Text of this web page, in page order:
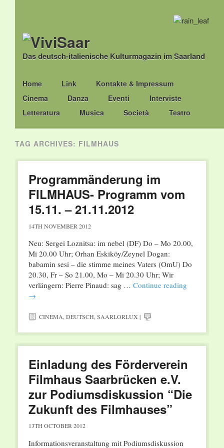
Das deutsch-italienische Kulturmagazin im Saarland
Main menu
Skip
to
content
Home Link
Kontakte & Impressum
Cinema
Danza Eventi
Interviste
Letteratura
Musica Società Teatro
TAG ARCHIVES: FILMHAUS
Programmänderung im
FILMHAUS- Programm vom
15.11. – 21.11.2012
14TH NOVEMBER 2012
Neu: Sergei Loznitsa: im nebel (DF) Do – Mo 20.00,
Mi 20.00 Uhr; Orhan Eskiköy/Zeynel Dogan:
babamin sesi – die stimme meines Vaters (OmU) Do
20.30, Fr – So 21.00, Mo – Mi 20.30 Uhr; Wir
verlängern: Pierre Pinaud: sag … Continue reading
→
CINEMA,DEUTSCH,SAARLORLUX |
Einladung des Förderverein
Filmhaus Saarbrücken e.V.
zur Podiumsdiskussion “Die
Zukunft des Filmhauses”
13TH OCTOBER 2012
Informationsveranstaltung mit Podiumsdiskussion